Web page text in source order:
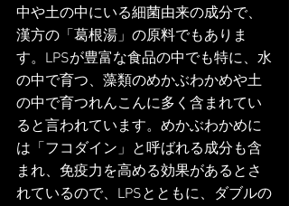
中や土の中にいる細菌由来の成分で、
漢方の「葛根湯」の原料でもありま
す。LPSが豊富な食品の中でも特に、水
の中で育つ、藻類のめかぶわかめや土
の中で育つれんこんに多く含まれてい
ると言われています。めかぶわかめに
は「フコダイン」と呼ばれる成分も含
まれ、免疫力を高める効果があるとさ
れているので、LPSとともに、ダブルの